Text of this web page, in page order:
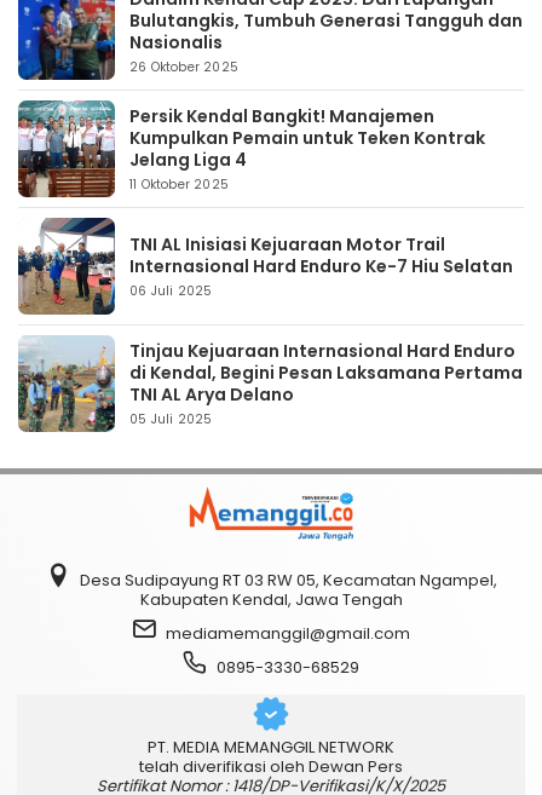
Bulutangkis, Tumbuh Generasi Tangguh dan
Nasionalis
26 Oktober 2025
Persik Kendal Bangkit! Manajemen
Kumpulkan Pemain untuk Teken Kontrak
Jelang Liga 4
11 Oktober 2025
TNI AL Inisiasi Kejuaraan Motor Trail
Internasional Hard Enduro Ke-7 Hiu Selatan
06 Juli 2025
Tinjau Kejuaraan Internasional Hard Enduro
di Kendal, Begini Pesan Laksamana Pertama
TNI AL Arya Delano
05 Juli 2025
Desa Sudipayung RT 03 RW 05, Kecamatan Ngampel,
Kabupaten Kendal, Jawa Tengah
mediamemanggil@gmail.com
0895-3330-68529
PT. MEDIA MEMANGGIL NETWORK
telah diverifikasi oleh Dewan Pers
Sertifikat Nomor : 1418/DP-Verifikasi/K/X/2025